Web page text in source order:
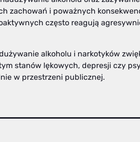
zachowań i poważnych
często reagują
alkoholu i narkotyków
stanów lękowych, depresji czy
w przestrzeni publicznej.